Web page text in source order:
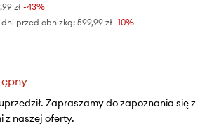
zł-43%
przed obniżką: 599,99 zł -10%
Zapraszamy do zapoznania się z
z naszej oferty.